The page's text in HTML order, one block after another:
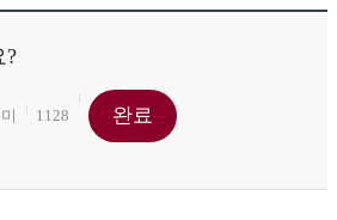
?
1128 완료